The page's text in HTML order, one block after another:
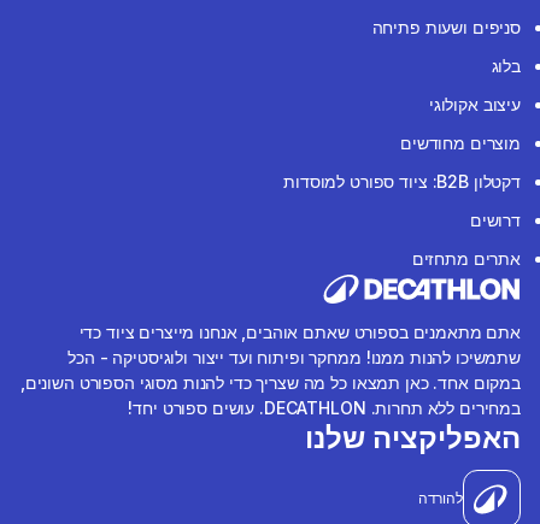
סניפים ושעות פתיחה
בלוג
עיצוב אקולוגי
מוצרים מחודשים
דקטלון B2B: ציוד ספורט למוסדות
דרושים
אתרים מתחזים
אתם מתאמנים בספורט שאתם אוהבים, אנחנו מייצרים ציוד כדי
שתמשיכו להנות ממנו! ממחקר ופיתוח ועד ייצור ולוגיסטיקה - הכל
במקום אחד. כאן תמצאו כל מה שצריך כדי להנות מסוגי הספורט השונים,
במחירים ללא תחרות. DECATHLON. עושים ספורט יחד!
האפליקציה שלנו
להורדה